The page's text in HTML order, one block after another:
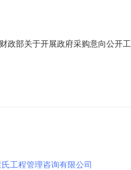
部关于开展政府采购意向公开
相关政策预计采购时间2026
工程管理咨询有限公司